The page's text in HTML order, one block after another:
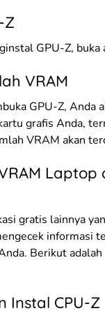
Z
GPU-Z,
VRAM
GPU-Z, Anda
grafis Anda,
VRAM akan
gratis lainnya
informasi
Berikut
Instal CPU-Z